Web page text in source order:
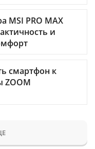
MSI PRO MAX
и
смартфон к
ZOOM